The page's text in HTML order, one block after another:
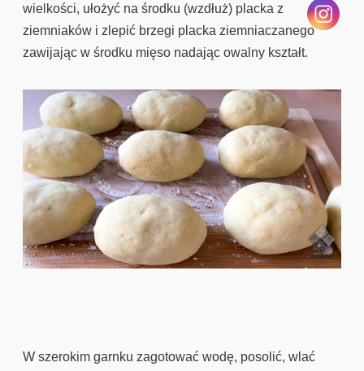
wielkości, ułożyć na środku (wzdłuż) placka z
ziemniaków i zlepić brzegi placka ziemniaczanego
zawijając w środku mięso nadając owalny kształt.
W szerokim garnku zagotować wodę, posolić, wlać